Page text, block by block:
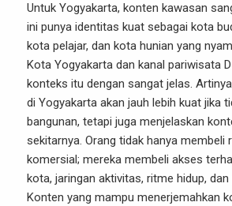
Untuk Yogyakarta, konten kawasan
ini punya identitas kuat sebagai kota
kota pelajar, dan kota hunian yang
Kota Yogyakarta dan kanal pariwisata
konteks itu dengan sangat jelas.
di Yogyakarta akan jauh lebih kuat jika
bangunan, tetapi juga menjelaskan
sekitarnya. Orang tidak hanya membeli
komersial; mereka membeli akses
kota, jaringan aktivitas, ritme hidup,
Konten yang mampu menerjemahkan